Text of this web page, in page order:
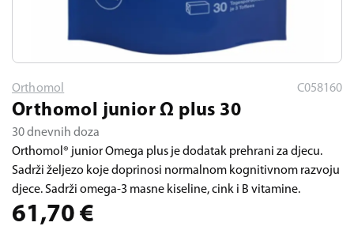
Orthomol C058160
Orthomol junior Ω plus 30
30 dnevnih doza
Orthomol® junior Omega plus je dodatak prehrani za djecu.
Sadrži željezo koje doprinosi normalnom kognitivnom razvoju
djece. Sadrži omega-3 masne kiseline, cink i B vitamine.
61,70 €